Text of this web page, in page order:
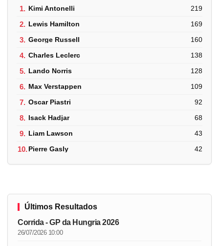
1. Kimi Antonelli 219
2. Lewis Hamilton 169
3. George Russell 160
4. Charles Leclerc 138
5. Lando Norris 128
6. Max Verstappen 109
7. Oscar Piastri 92
8. Isack Hadjar 68
9. Liam Lawson 43
10.Pierre Gasly 42
Últimos Resultados
Corrida - GP da Hungria 2026
26/07/2026 10:00